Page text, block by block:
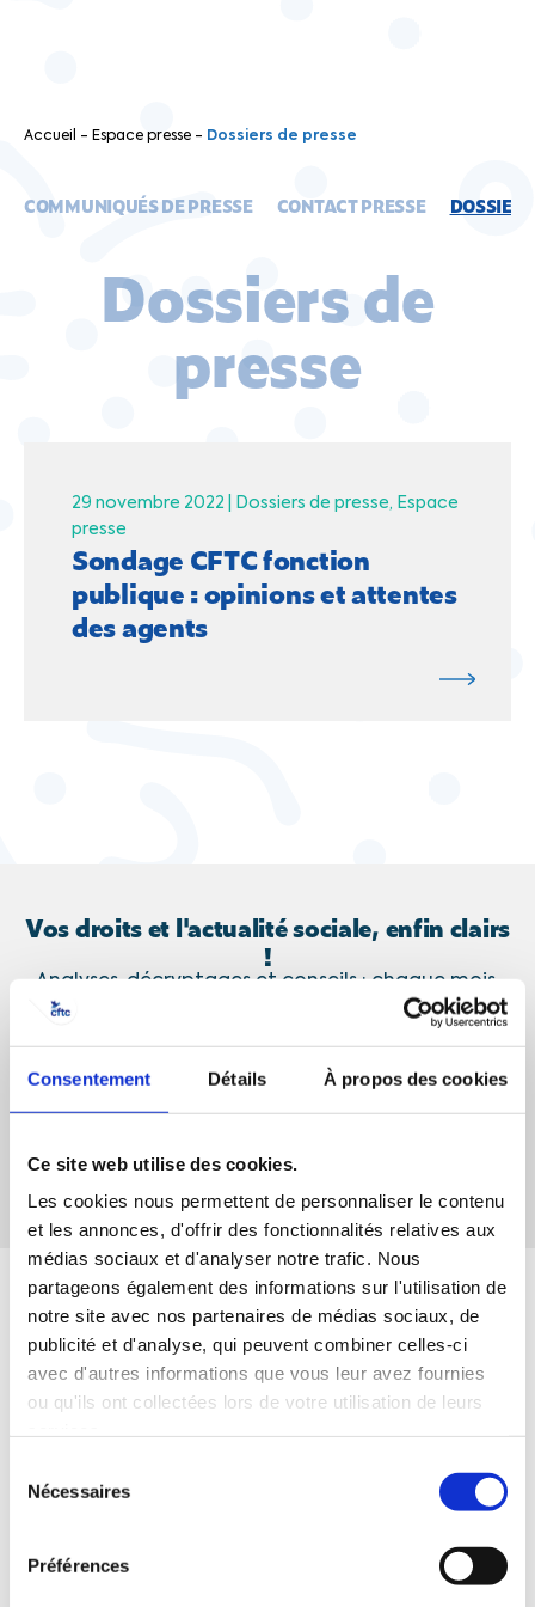
Consentement Détails À propos des cookies
Ce site web utilise des cookies.
Les cookies nous permettent de personnaliser le contenu
et les annonces, d'offrir des fonctionnalités relatives aux
médias sociaux et d'analyser notre trafic. Nous
partageons également des informations sur l'utilisation de
notre site avec nos partenaires de médias sociaux, de
publicité et d'analyse, qui peuvent combiner celles-ci
avec d'autres informations que vous leur avez fournies
ou qu'ils ont collectées lors de votre utilisation de leurs
Nécessaires
Préférences
Accueil - Espace presse - Dossiers de presse
COMMUNIQUÉS DE PRESSE CONTACT PRESSE
Dossiers de
presse
29 novembre 2022 | Dossiers de presse
Espace
presse
Sondage CFTC fonction
publique : opinions et attentes
des agents
Vos droits et l'actualité sociale, enfin clairs
!
Analyses, décryptages et conseils : chaque mois,
recevez l’essentiel pour comprendre vos droits et
les enjeux sociaux et économiques.
JE M’ABONNE
J’accepte de recevoir les communications de la CFTC
ACTUALITÉS
voyager le pouvoir d'achat